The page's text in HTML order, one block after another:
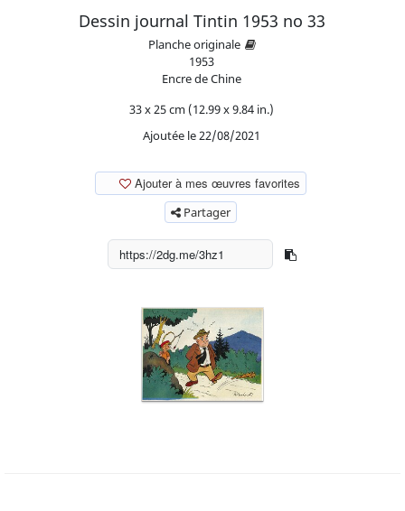
Dessin journal Tintin 1953 no 33
Planche originale
1953
Encre de Chine
33 x 25 cm (12.99 x 9.84 in.)
Ajoutée le 22/08/2021
Ajouter à mes œuvres favorites
Partager